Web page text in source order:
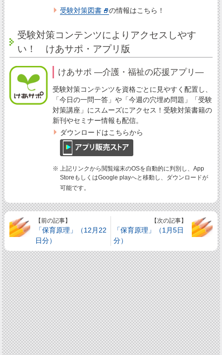
受験対策図書
の情報はこちら！
受験対策コンテンツによりアクセスしやす
い！ けあサポ・アプリ版
けあサポ ―介護・福祉の応援アプリ―
受験対策コンテンツを資格ごとに見やすく配置し、
「今日の一問一答」や「今週の穴埋め問題」「受験
対策講座」にスムーズにアクセス！受験対策書籍の
新刊やセミナー情報も配信。
ダウンロードはこちらから
※ 上記リンクから閲覧端末のOSを自動的に判別し、App
StoreもしくはGoogle playへと移動し、ダウンロードが
可能です。
【前の記事】
「保育原理」（12月22
日分）
【次の記事】
「保育原理」（1月5日
分）